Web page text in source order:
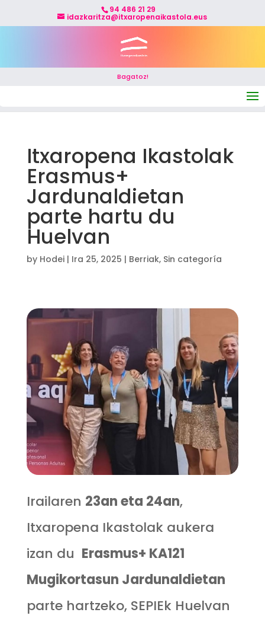
94 486 21 29
idazkaritza@itxaropenaikastola.eus
Bagatoz!
Itxaropena Ikastolak
Erasmus+
Jardunaldietan
parte hartu du
Huelvan
by Hodei| Ira 25, 2025 | Berriak, Sin categoría
Irailaren 23an eta 24an,
Itxaropena Ikastolak aukera
izan du Erasmus+ KA121
Mugikortasun Jardunaldietan
parte hartzeko, SEPIEk Huelvan